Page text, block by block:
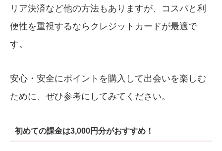
リア決済など他の方法もありますが、コスパと利
便性を重視するならクレジットカードが最適で
す。
安心・安全にポイントを購入して出会いを楽しむ
ために、ぜひ参考にしてみてください。
初めての課金は3,000円分がおすすめ！